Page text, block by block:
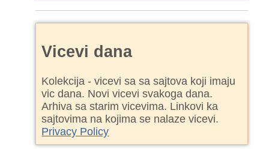
Vicevi dana
Kolekcija - vicevi sa sa sajtova koji imaju
vic dana. Novi vicevi svakoga dana.
Arhiva sa starim vicevima. Linkovi ka
sajtovima na kojima se nalaze vicevi.
Privacy Policy